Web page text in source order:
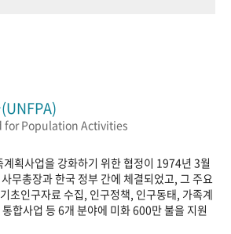
for Population Activities
획사업을 강화하기 위한 협정이 1974년 3월
무총장과 한국 정부 간에 체결되었고, 그 주요
초인구자료 수집, 인구정책, 인구동태, 가족계
합사업 등 6개 분야에 미화 600만 불을 지원